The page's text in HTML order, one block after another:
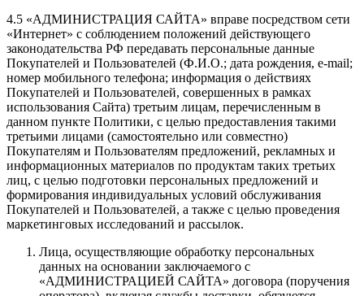
4.5 «АДМИНИСТРАЦИЯ САЙТА» вправе посредством сети
«Интернет» с соблюдением положений действующего
законодательства РФ передавать персональные данные
Покупателей и Пользователей (Ф.И.О.; дата рождения, e-mail;
номер мобильного телефона; информация о действиях
Покупателей и Пользователей, совершенных в рамках
использования Сайта) третьим лицам, перечисленным в
данном пункте Политики, с целью предоставления такими
третьими лицами (самостоятельно или совместно)
Покупателям и Пользователям предложений, рекламных и
информационных материалов по продуктам таких третьих
лиц, с целью подготовки персональных предложений и
формирования индивидуальных условий обслуживания
Покупателей и Пользователей, а также с целью проведения
маркетинговых исследований и рассылок.
Лица, осуществляющие обработку персональных
данных на основании заключаемого с
«АДМИНИСТРАЦИЕЙ САЙТА» договора (поручения